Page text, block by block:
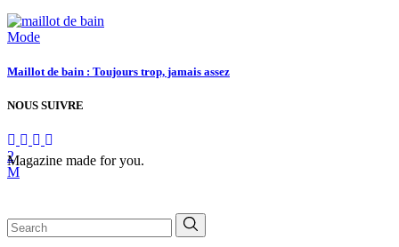
Mode
Maillot de bain : Toujours trop, jamais assez
NOUS SUIVRE
Magazine made for you.
Search
for: